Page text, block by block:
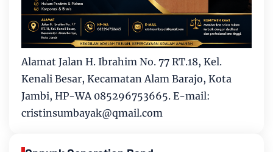
Alamat Jalan H. Ibrahim No. 77 RT.18, Kel.
Kenali Besar, Kecamatan Alam Barajo, Kota
Jambi, HP-WA 085296753665. E-mail:
cristinsumbayak@qmail.com